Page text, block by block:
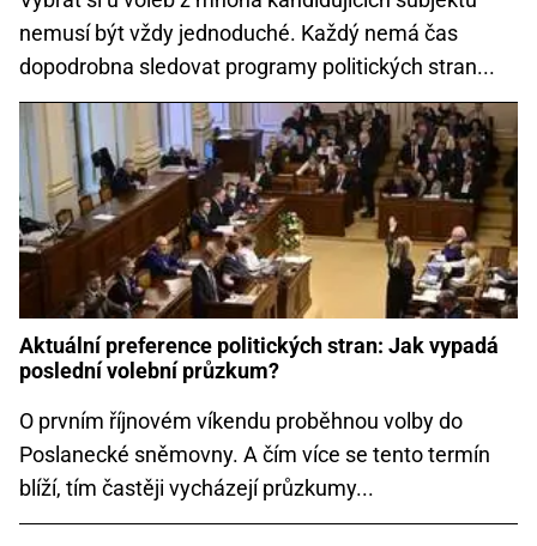
nemusí být vždy jednoduché. Každý nemá čas
dopodrobna sledovat programy politických stran...
Aktuální preference politických stran: Jak vypadá
poslední volební průzkum?
O prvním říjnovém víkendu proběhnou volby do
Poslanecké sněmovny. A čím více se tento termín
blíží, tím častěji vycházejí průzkumy...